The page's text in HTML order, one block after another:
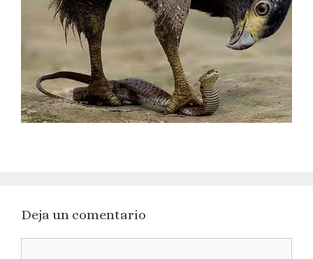
Deja un comentario
Comentario